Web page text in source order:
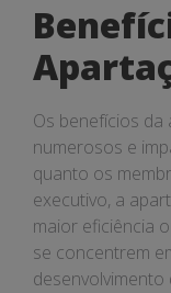
Os benefícios
numerosos e
quanto os
executivo, a
maior eficiência
se concentrem
desenvolvimento